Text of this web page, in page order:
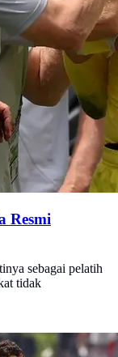
Resmi
sebagai pelatih
tidak